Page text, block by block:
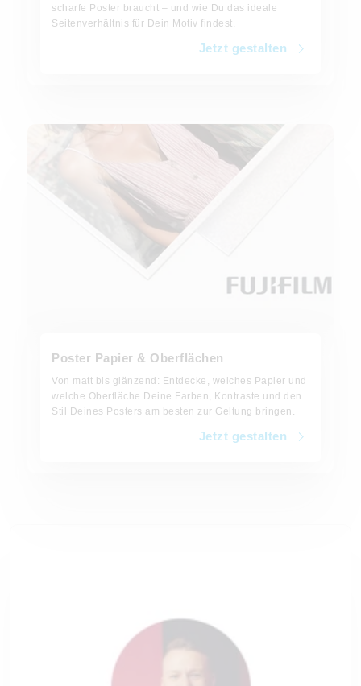
scharfe Poster braucht – und wie Du das ideale
Seitenverhältnis für Dein Motiv findest.
Jetzt gestalten
Poster Papier & Oberflächen
Von matt bis glänzend: Entdecke, welches Papier und
welche Oberfläche Deine Farben, Kontraste und den
Stil Deines Posters am besten zur Geltung bringen.
Jetzt gestalten